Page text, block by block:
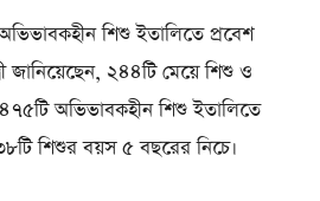
শিশু ইতালিতে প্রবেশ
জানিয়েছেন, ২৪৪টি মেয়ে শিশু ও
অভিভাবকহীন শিশু ইতালিতে
শিশুর বয়স ৫ বছরের নিচে।